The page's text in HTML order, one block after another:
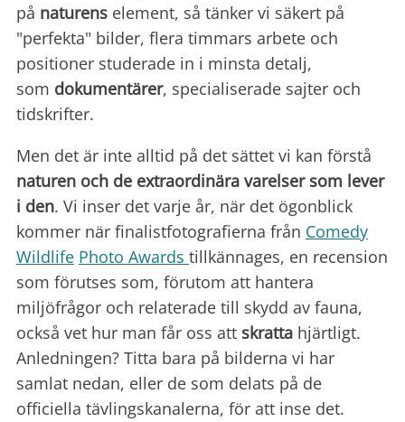
på naturens element, så tänker vi säkert på
"perfekta" bilder, flera timmars arbete och
positioner studerade in i minsta detalj,
som dokumentärer, specialiserade sajter och
tidskrifter.
Men det är inte alltid på det sättet vi kan förstå
naturen och de extraordinära varelser som lever
i den. Vi inser det varje år, när det ögonblick
kommer när finalistfotografierna från Comedy
Wildlife Photo Awards tillkännages, en recension
som förutses som, förutom att hantera
miljöfrågor och relaterade till skydd av fauna,
också vet hur man får oss att skratta hjärtligt.
Anledningen? Titta bara på bilderna vi har
samlat nedan, eller de som delats på de
officiella tävlingskanalerna, för att inse det.